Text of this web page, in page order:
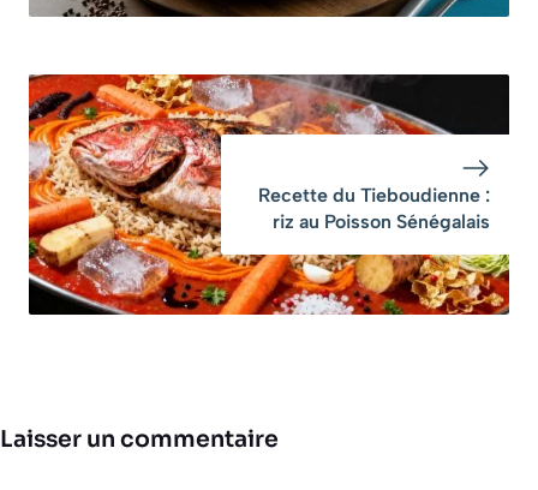
Recette du Tieboudienne :
riz au Poisson Sénégalais
Laisser un commentaire